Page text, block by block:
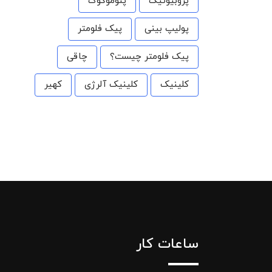
پولیپ بینی پیک فلومتر
پیک فلومتر چیست؟ چاقی
کلینیک کلینیک آلرژی کهیر
ساعات کار